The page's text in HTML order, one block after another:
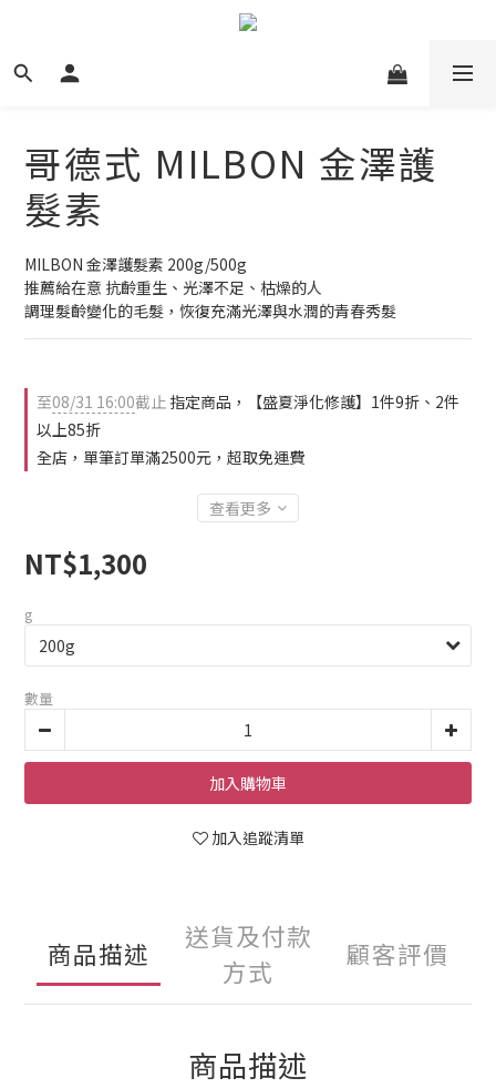
哥德式 MILBON 金澤護
髮素
MILBON 金澤護髮素 200g/500g
推薦給在意 抗齡重生、光澤不足、枯燥的人
調理髮齡變化的毛髮，恢復充滿光澤與水潤的青春秀髮
至08/31 16:00截止 指定商品，【盛夏淨化修護】1件9折、2件
以上85折
全店，單筆訂單滿2500元，超取免運費
查看更多
NT$1,300
g
數量
加入購物車
加入追蹤清單
商品描述
送貨及付款
方式
顧客評價
商品描述